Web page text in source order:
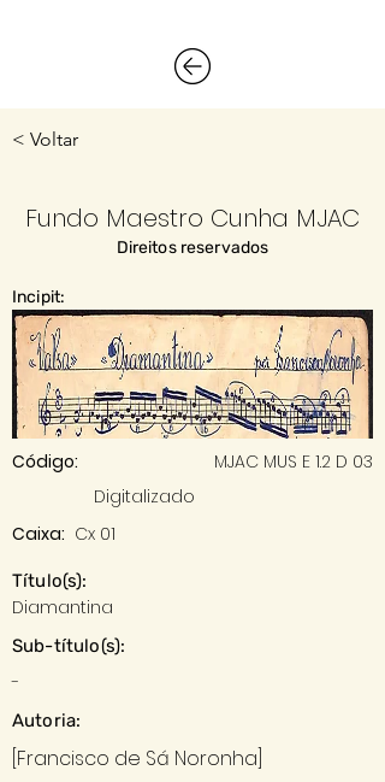
< Voltar
Fundo Maestro Cunha MJAC
Direitos reservados
Incipit:
Código:
MJAC MUS E 1.2 D 03
Digitalizado
Caixa: Cx 01
Título(s):
Diamantina
Sub-título(s):
-
Autoria:
[Francisco de Sá Noronha]